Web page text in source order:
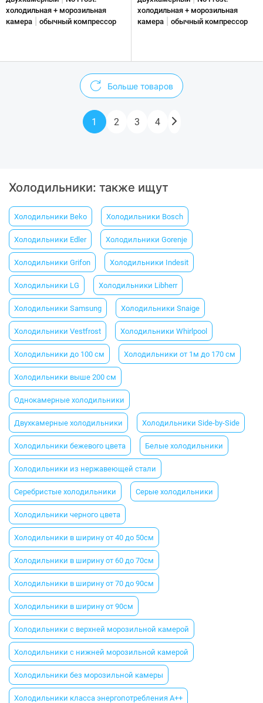
холодильная + морозильная
камера
обычный компрессор
холодильная + морозильная
камера
обычный компрессор
Больше товаров
1 2 3 4
Холодильники: также ищут
Холодильники Beko Холодильники Вosch
Холодильники Еdler Холодильники Gorenje
Холодильники Grifon Холодильники Indesit
Холодильники LG Холодильники Libherr
Холодильники Samsung Холодильники Snaige
Холодильники Vestfrost Холодильники Whirlpool
Холодильники до 100 см Холодильники от 1м до 170 см
Холодильники выше 200 см
Однокамерные холодильники
Двухкамерные холодильники Холодильники Side-by-Side
Холодильники бежевого цвета Белые холодильники
Холодильники из нержавеющей стали
Серебристые холодильники Серые холодильники
Холодильники черного цвета
Холодильники в ширину от 40 до 50см
Холодильники в ширину от 60 до 70см
Холодильники в ширину от 70 до 90см
Холодильники в ширину от 90см
Холодильники с верхней морозильной камерой
Холодильники с нижней морозильной камерой
Холодильники без морозильной камеры
Холодильники класса энергопотребления A++